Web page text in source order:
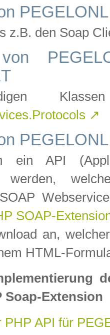
z.B. den Soap
↗
API
werden,
SOAP-
an,
HTML-
Soap-Extension
PHP API für